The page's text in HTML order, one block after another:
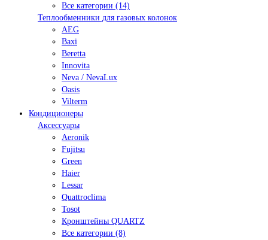
Все категории (14)
Теплообменники для газовых колонок
AEG
Baxi
Beretta
Innovita
Neva / NevaLux
Oasis
Vilterm
Кондиционеры
Аксессуары
Aeronik
Fujitsu
Green
Haier
Lessar
Quattroclima
Tosot
Кронштейны QUARTZ
Все категории (8)